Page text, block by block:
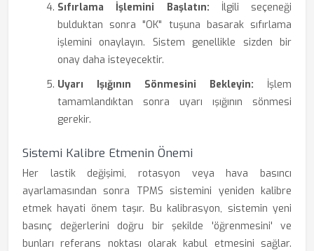
Sıfırlama İşlemini Başlatın: İlgili seçeneği
bulduktan sonra "OK" tuşuna basarak sıfırlama
işlemini onaylayın. Sistem genellikle sizden bir
onay daha isteyecektir.
Uyarı Işığının Sönmesini Bekleyin: İşlem
tamamlandıktan sonra uyarı ışığının sönmesi
gerekir.
Sistemi Kalibre Etmenin Önemi
Her lastik değişimi, rotasyon veya hava basıncı
ayarlamasından sonra TPMS sistemini yeniden kalibre
etmek hayati önem taşır. Bu kalibrasyon, sistemin yeni
basınç değerlerini doğru bir şekilde 'öğrenmesini' ve
bunları referans noktası olarak kabul etmesini sağlar.